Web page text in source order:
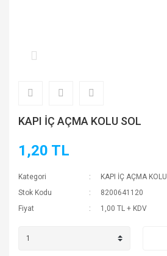
KAPI İÇ AÇMA KOLU SOL
1,20 TL
Kategori
KAPI İÇ AÇMA KOLU
Stok Kodu
8200641120
Fiyat
1,00 TL + KDV